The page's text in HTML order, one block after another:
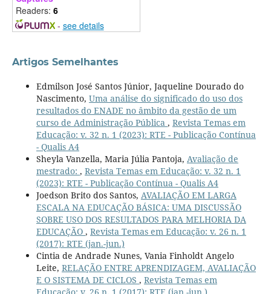
Readers: 6
- see details
Artigos Semelhantes
Edmilson José Santos Júnior, Jaqueline Dourado do
Nascimento, Uma análise do significado do uso dos
resultados do ENADE no âmbito da gestão de um
curso de Administração Pública , Revista Temas em
Educação: v. 32 n. 1 (2023): RTE - Publicação Contínua
- Qualis A4
Sheyla Vanzella, Maria Júlia Pantoja, Avaliação de
mestrado: , Revista Temas em Educação: v. 32 n. 1
(2023): RTE - Publicação Contínua - Qualis A4
Joedson Brito dos Santos, AVALIAÇÃO EM LARGA
ESCALA NA EDUCAÇÃO BÁSICA: UMA DISCUSSÃO
SOBRE USO DOS RESULTADOS PARA MELHORIA DA
EDUCAÇÃO , Revista Temas em Educação: v. 26 n. 1
(2017): RTE (jan.-jun.)
Cintia de Andrade Nunes, Vania Finholdt Angelo
Leite, RELAÇÃO ENTRE APRENDIZAGEM, AVALIAÇÃO
E O SISTEMA DE CICLOS , Revista Temas em